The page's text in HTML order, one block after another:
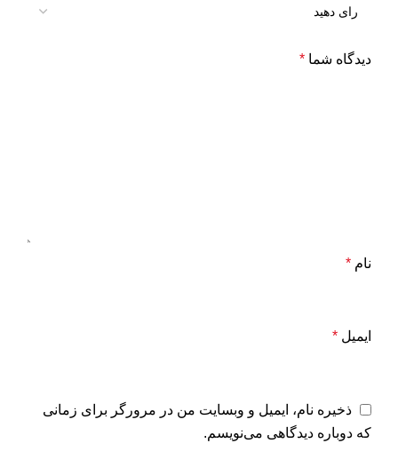
دیدگاه شما *
نام *
ایمیل *
ذخیره نام، ایمیل و وبسایت من در مرورگر برای زمانی
که دوباره دیدگاهی می‌نویسم.